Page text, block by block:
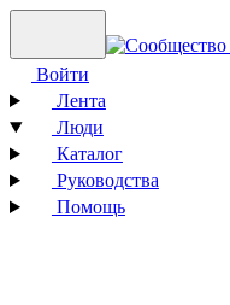
Войти
Лента
Люди
Каталог
Руководства
Помощь